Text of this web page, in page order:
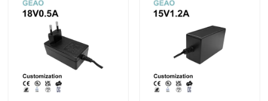
Спросите цитату
Переходники силы держателя стены
Настольный переходник силы